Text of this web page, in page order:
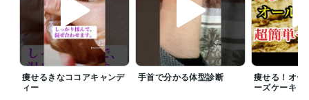
意地でも運動しないダイエット 食生活だけで10歳若見え
資格・検定
食生活アドバイザー2級 取得年 : 2018年
ビジネス・クリエイティブツール
Excel:25年
痩せるきなココアキャンデ
ィー
手首で分かる体型診断
痩せる！オー
ーズケーキ